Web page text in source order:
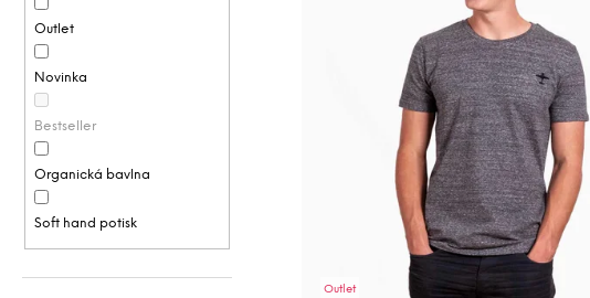
Outlet
Novinka
Bestseller
Organická bavlna
Soft hand potisk
Outlet